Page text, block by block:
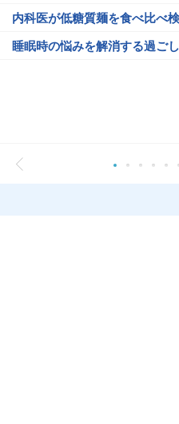
内科医が低糖質麺を食べ比べ
睡眠時の悩みを解消する過ご